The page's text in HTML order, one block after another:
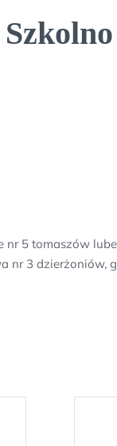
5 tomaszów
3